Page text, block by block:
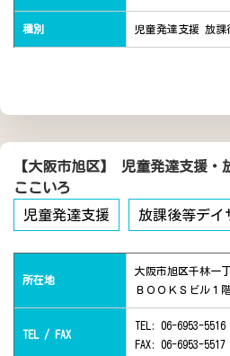
種別 児童発達支援 放課
【大阪市旭区】 児童発達支援
ここいろ
児童発達支援
放課後等デイ
所在地
大阪市旭区千林一
ＢＯＯＫＳビル１
TEL / FAX
TEL: 06-6953-5516
FAX: 06-6953-5517